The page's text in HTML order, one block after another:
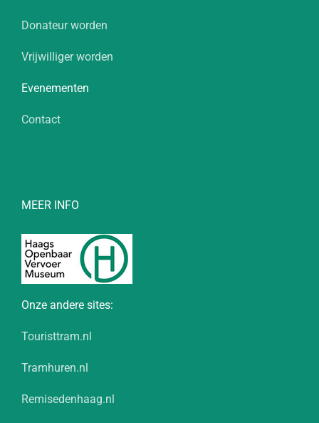
Donateur worden
Vrijwilliger worden
Evenementen
Contact
MEER INFO
Onze andere sites:
Touristtram.nl
Tramhuren.nl
Remisedenhaag.nl